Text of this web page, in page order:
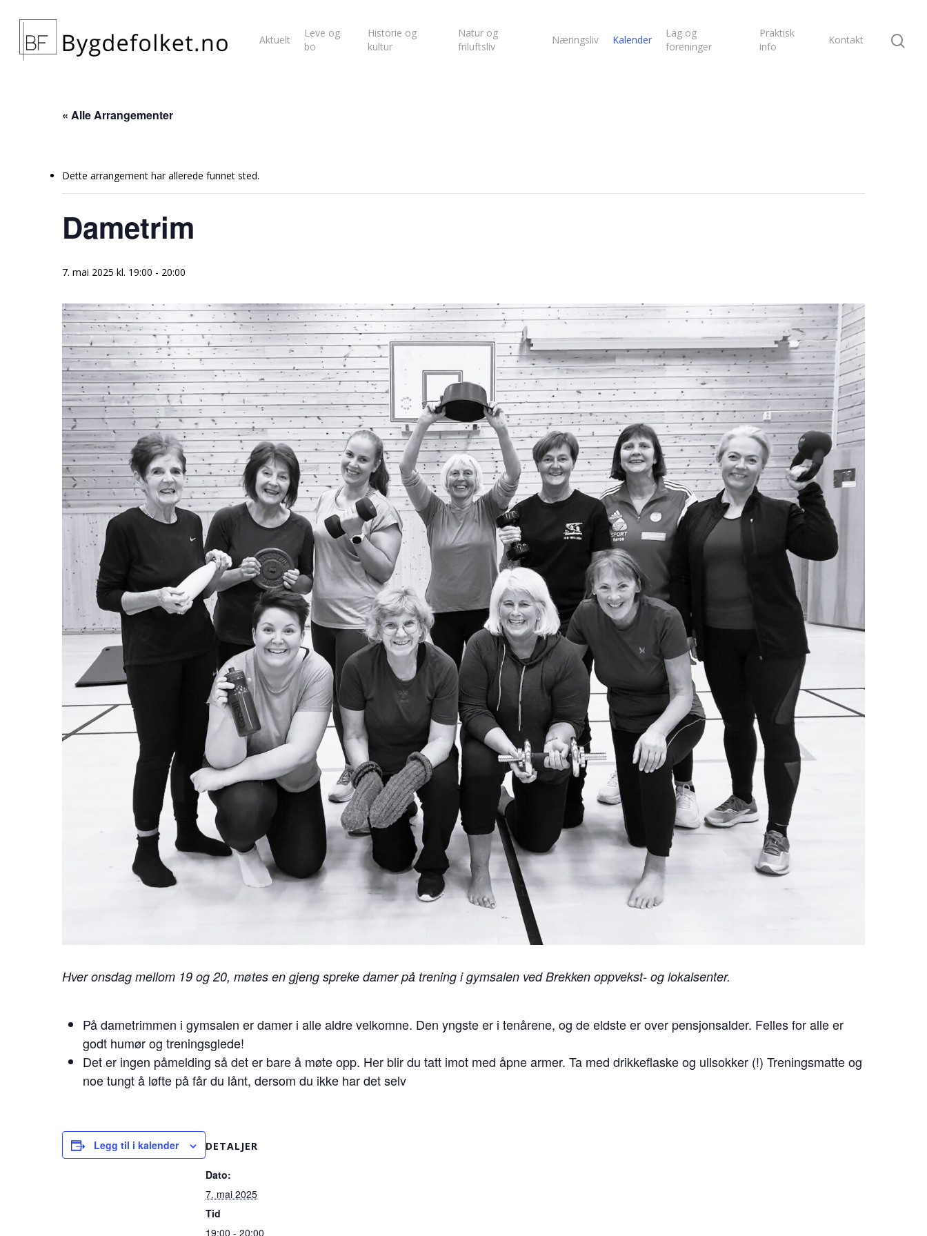
Hit enter to search or ESC to close
Aktuelt
Leve og
bo
Historie og
kultur
Natur og
friluftsliv
Næringsliv Kalender
Lag og
foreninger
Praktisk
info
Kontakt
« Alle Arrangementer
Dette arrangement har allerede funnet sted.
Dametrim
7. mai 2025 kl. 19:00 - 20:00
Hver onsdag mellom 19 og 20, møtes en gjeng spreke damer på trening i gymsalen ved Brekken oppvekst- og lokalsenter.
På dametrimmen i gymsalen er damer i alle aldre velkomne. Den yngste er i tenårene, og de eldste er over pensjonsalder. Felles for alle er
godt humør og treningsglede!
Det er ingen påmelding så det er bare å møte opp. Her blir du tatt imot med åpne armer. Ta med drikkeflaske og ullsokker (!) Treningsmatte og
noe tungt å løfte på får du lånt, dersom du ikke har det selv
Legg til i kalender DETALJER
Dato:
7. mai 2025
Tid
19:00 - 20:00
Mest populært siste uke